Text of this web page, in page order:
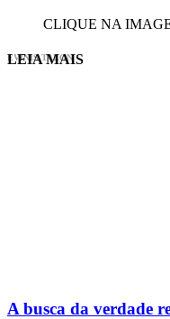
CLIQUE NA
EVINIS TALON
LEIA MAIS
A busca da verdade